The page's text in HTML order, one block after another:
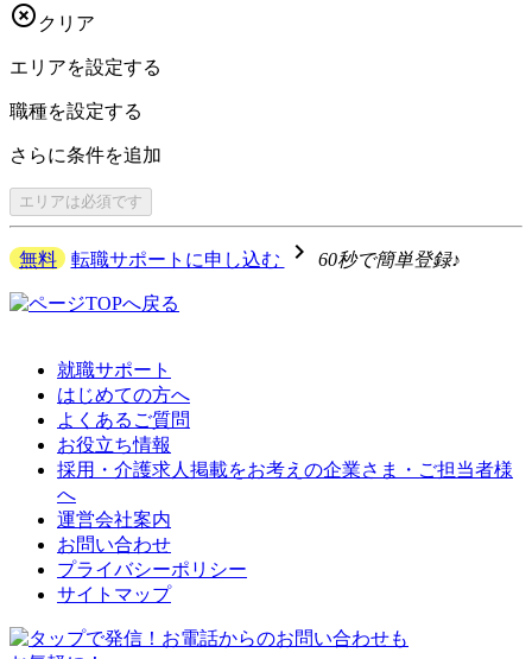
 クリア
エリアを設定する
職種を設定する
さらに条件を追加
エリアは必須です
無料 転職サポートに申し込む navigate_next 60秒で簡単登録♪
就職サポート
はじめての方へ
よくあるご質問
お役立ち情報
採用・介護求人掲載をお考えの企業さま・ご担当者様
へ
運営会社案内
お問い合わせ
プライバシーポリシー
サイトマップ